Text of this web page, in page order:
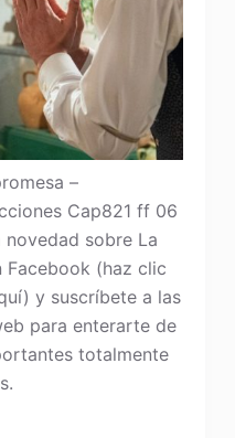
–
Cap821 ff 06
sobre La
Facebook (haz clic
y suscríbete a las
para enterarte de
totalmente